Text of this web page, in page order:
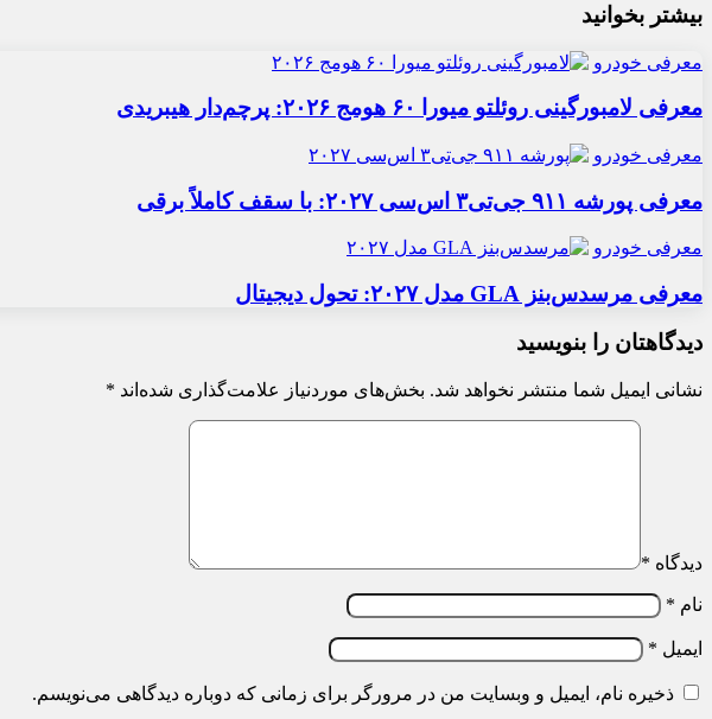
بیشتر بخوانید
معرفی خودرو
معرفی لامبورگینی روئلتو میورا ۶۰ هومج ۲۰۲۶: پرچم‌دار هیبریدی
معرفی خودرو
معرفی پورشه ۹۱۱ جی‌تی۳ اس‌سی ۲۰۲۷: با سقف کاملاً برقی
معرفی خودرو
معرفی مرسدس‌بنز GLA مدل ۲۰۲۷: تحول دیجیتال
دیدگاهتان را بنویسید
نشانی ایمیل شما منتشر نخواهد شد. بخش‌های موردنیاز علامت‌گذاری شده‌اند *
دیدگاه *
نام *
ایمیل *
ذخیره نام، ایمیل و وبسایت من در مرورگر برای زمانی که دوباره دیدگاهی می‌نویسم.